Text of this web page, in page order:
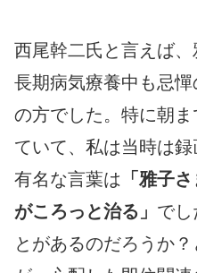
西尾幹二氏と言えば
長期病気療養中も忌
の方でした。特に朝
ていて、私は当時は録
有名な言葉は 「雅子
がころっと治る」 でし
とがあるのだろうか